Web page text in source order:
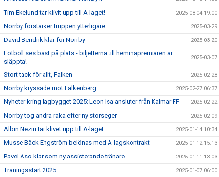
Tim Ekelund tar klivit upp till A-laget! 2025-08-04 19:00
Norrby förstärker truppen ytterligare 2025-03-29
David Bendrik klar för Norrby 2025-03-20
Fotboll ses bäst på plats - biljetterna till hemmapremiären är
släppta!
2025-03-07
Stort tack för allt, Falken 2025-02-28
Norrby kryssade mot Falkenberg 2025-02-27 06:37
Nyheter kring lagbygget 2025: Leon Isa ansluter från Kalmar FF 2025-02-22
Norrby tog andra raka efter ny storseger 2025-02-09
Albin Neziri tar klivet upp till A-laget 2025-01-14 10:34
Musse Bäck Engström belönas med A-lagskontrakt 2025-01-12 15:13
Pavel Aso klar som ny assisterande tränare 2025-01-11 13:03
Träningsstart 2025 2025-01-07 06:00